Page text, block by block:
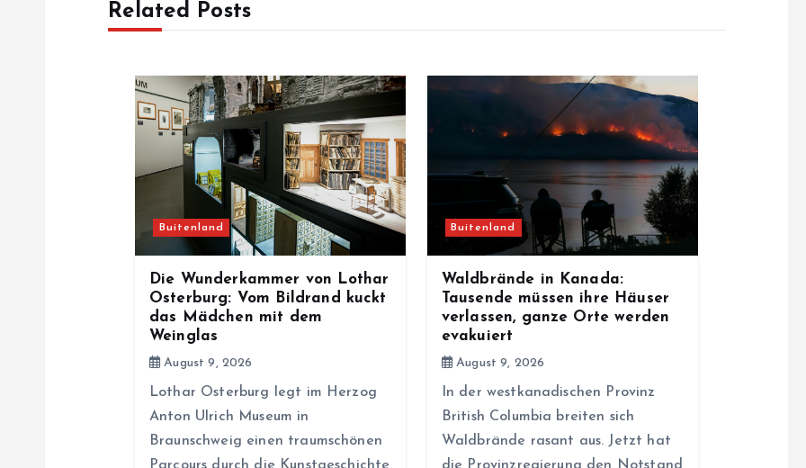
Related Posts
Buitenland
Die Wunderkammer von Lothar
Osterburg: Vom Bildrand kuckt
das Mädchen mit dem
Weinglas
August 9, 2026
Lothar Osterburg legt im Herzog
Anton Ulrich Museum in
Braunschweig einen traumschönen
Buitenland
Waldbrände in Kanada:
Tausende müssen ihre Häuser
verlassen, ganze Orte werden
evakuiert
August 9, 2026
In der westkanadischen Provinz
British Columbia breiten sich
Waldbrände rasant aus. Jetzt hat